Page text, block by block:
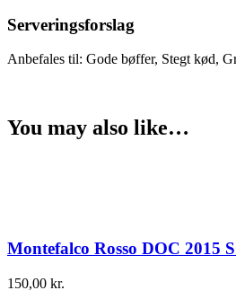
Serveringsforslag
Anbefales til: Gode bøffer, Stegt kød,
You may also like…
Montefalco Rosso DOC 2015
150,00 kr.